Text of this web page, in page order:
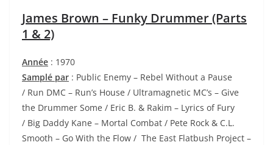
James Brown – Funky Drummer (Parts
1 & 2)
Année : 1970
Samplé par : Public Enemy – Rebel Without a Pause
/ Run DMC – Run’s House / Ultramagnetic MC’s – Give
the Drummer Some / Eric B. & Rakim – Lyrics of Fury
/ Big Daddy Kane – Mortal Combat / Pete Rock & C.L.
Smooth – Go With the Flow / The East Flatbush Project –